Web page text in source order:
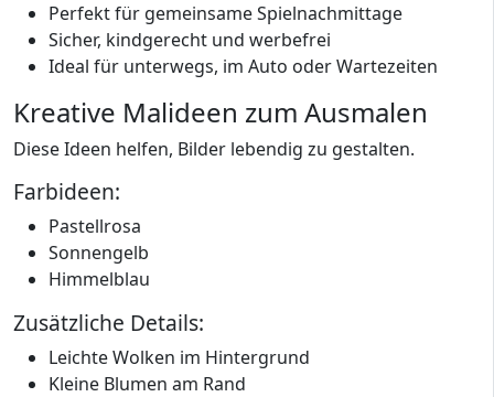
Perfekt für gemeinsame Spielnachmittage
Sicher, kindgerecht und werbefrei
Ideal für unterwegs, im Auto oder Wartezeiten
Kreative Malideen zum Ausmalen
Diese Ideen helfen, Bilder lebendig zu gestalten.
Farbideen:
Pastellrosa
Sonnengelb
Himmelblau
Zusätzliche Details:
Leichte Wolken im Hintergrund
Kleine Blumen am Rand